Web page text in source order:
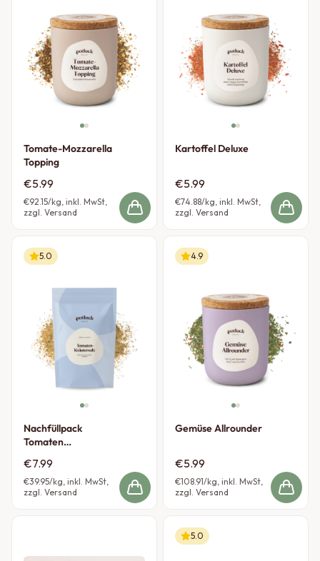
Tomate-Mozzarella
Topping
€5.99
€92.15/kg, inkl. MwSt,
zzgl. Versand
Kartoffel Deluxe
€5.99
€74.88/kg, inkl. MwSt,
zzgl. Versand
5.0
Nachfüllpack
Tomaten
€7.99
€39.95/kg, inkl. MwSt,
zzgl. Versand
4.9
Gemüse Allrounder
€5.99
€108.91/kg, inkl. MwSt,
zzgl. Versand
5.0